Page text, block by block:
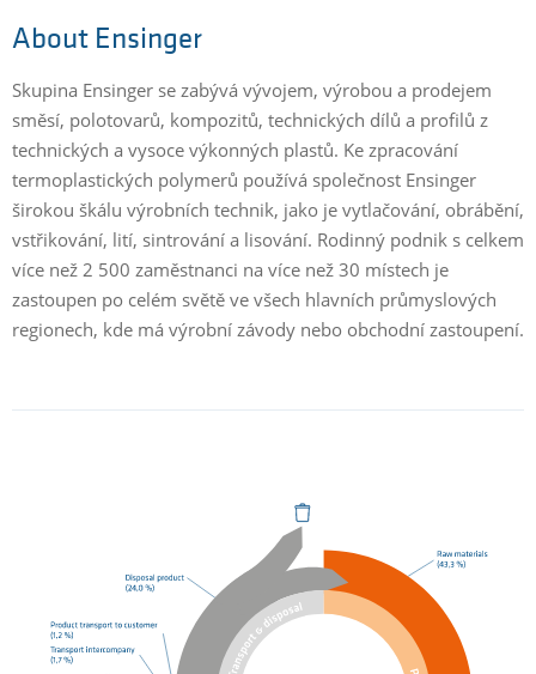
About Ensinger
Skupina Ensinger se zabývá vývojem, výrobou a prodejem
směsí, polotovarů, kompozitů, technických dílů a profilů z
technických a vysoce výkonných plastů. Ke zpracování
termoplastických polymerů používá společnost Ensinger
širokou škálu výrobních technik, jako je vytlačování, obrábění,
vstřikování, lití, sintrování a lisování. Rodinný podnik s celkem
více než 2 500 zaměstnanci na více než 30 místech je
zastoupen po celém světě ve všech hlavních průmyslových
regionech, kde má výrobní závody nebo obchodní zastoupení.